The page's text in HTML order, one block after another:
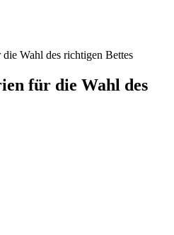
Wahl des richtigen Bettes
für die Wahl des